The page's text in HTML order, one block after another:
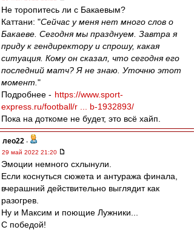
Не торопитесь ли с Бакаевым?
Каттани: "Сейчас у меня нет много слов о
Бакаеве. Сегодня мы празднуем. Завтра я
приду к гендиректору и спрошу, какая
ситуация. Кому он сказал, что сегодня его
последний матч? Я не знаю. Уточню этот
момент. "
Подробнее - https://www.sport-
express.ru/football/r ... b-1932893/
Пока на доткоме не будет, это всё хайп.
лео22 -
29 май 2022 21:20
Эмоции немного схлынули.
Если коснуться сюжета и антуража финала,
вчерашний действительно выглядит как
разогрев.
Ну и Максим и поющие Лужники...
С победой!